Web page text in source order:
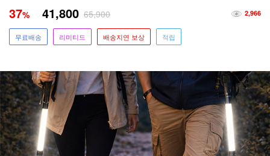
2,966
37% 41,800 65,900
무료배송 리미티드 배송지연 보상 적립